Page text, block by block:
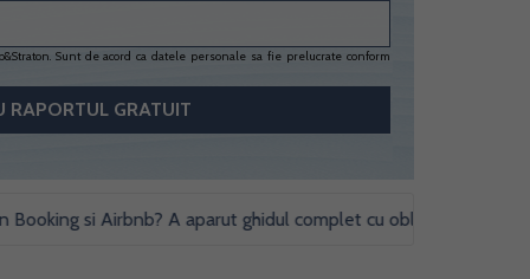
Sunt de acord ca datele personale sa fie prelucrate conform
si Airbnb? A aparut ghidul complet cu obligatii fiscale si